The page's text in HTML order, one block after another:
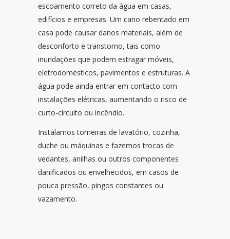
escoamento correto da água em casas,
edifícios e empresas. Um cano rebentado em
casa pode causar danos materiais, além de
desconforto e transtorno, tais como
inundações que podem estragar móveis,
eletrodomésticos, pavimentos e estruturas. A
água pode ainda entrar em contacto com
instalações elétricas, aumentando o risco de
curto-circuito ou incêndio.
Instalamos torneiras de lavatório, cozinha,
duche ou máquinas e fazemos trocas de
vedantes, anilhas ou outros componentes
danificados ou envelhecidos, em casos de
pouca pressão, pingos constantes ou
vazamento.